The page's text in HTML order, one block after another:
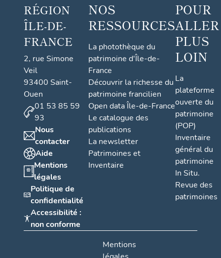
RÉGION
ÎLE-DE-
FRANCE
2, rue Simone
Veil
93400 Saint-
Ouen
01 53 85 59
93
Nous
contacter
Aide
Mentions
légales
Politique de
confidentialité
Accessibilité :
non conforme
NOS
RESSOURCES
La photothèque du
patrimoine d'Île-de-
France
Découvrir la richesse du
patrimoine francilien
Open data Île-de-France
Le catalogue des
publications
La newsletter
Patrimoines et
Inventaire
POUR
ALLER
PLUS
LOIN
La
plateforme
ouverte du
patrimoine
(POP)
Inventaire
général du
patrimoine
In Situ.
Revue des
patrimoines
Mentions